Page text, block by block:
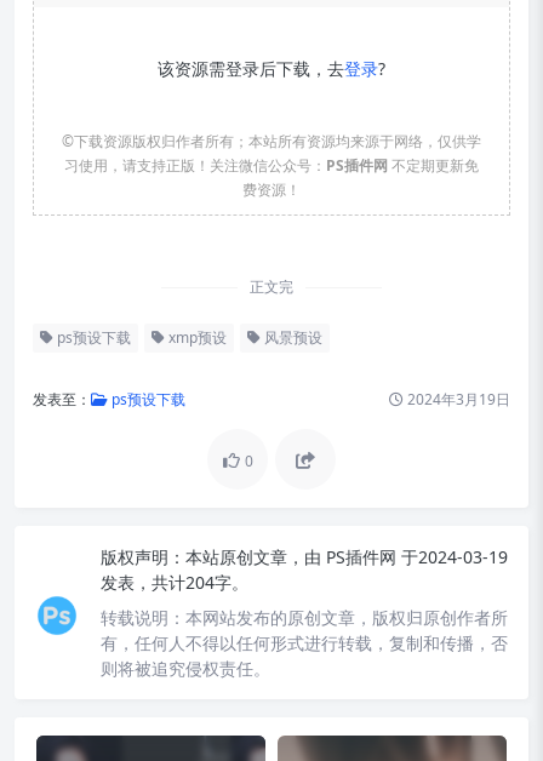
该资源需登录后下载，去登录?
©下载资源版权归作者所有；本站所有资源均来源于网络，仅供学
习使用，请支持正版！关注微信公众号： PS插件网 不定期更新免
费资源！
正文完
ps预设下载 xmp预设 风景预设
发表至： ps预设下载 2024年3月19日
0
版权声明： 本站原创文章，由 PS插件网 于2024-03-19
发表，共计204字。
转载说明： 本网站发布的原创文章，版权归原创作者所
有，任何人不得以任何形式进行转载，复制和传播，否
则将被追究侵权责任。